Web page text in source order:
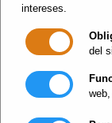
intereses.
del